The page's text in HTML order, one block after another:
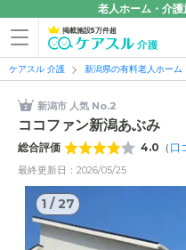
老人ホーム・介
掲載施設5万件超
ケアスル 介護 新潟県の有料老人ホーム
新潟市 人気 No.2
ココファン新潟あぶみ
総合評価 4.0 （ 口
最終更新日：2026/05/25
1 /27
1/27